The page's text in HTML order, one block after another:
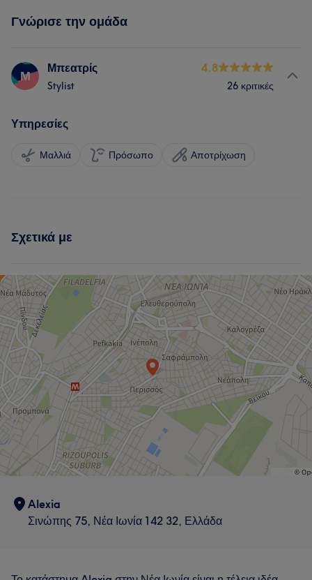
Γνώρισε την ομάδα
Μ Μπεατρίς
Stylist
4.8
26 κριτικές
Υπηρεσίες
Μαλλιά Πρόσωπο Αποτρίχωση
Σχετικά με
Alexia
Σινώπης 75, Νέα Ιωνία 142 32, Ελλάδα